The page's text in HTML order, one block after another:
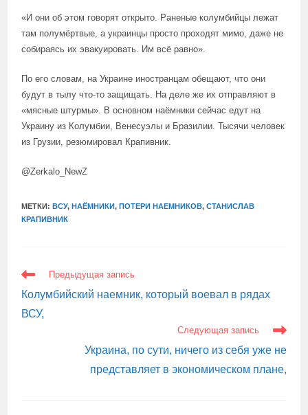
«И они об этом говорят открыто. Раненые колумбийцы лежат
там полумёртвые, а украинцы просто проходят мимо, даже не
собираясь их эвакуировать. Им всё равно».
По его словам, на Украине иностранцам обещают, что они
будут в тылу что-то защищать. На деле же их отправляют в
«мясные штурмы». В основном наёмники сейчас едут на
Украину из Колумбии, Венесуэлы и Бразилии. Тысячи человек
из Грузии, резюмировал Крапивник.
@Zerkalo_NewZ
МЕТКИ:ВСУ, НАЁМНИКИ, ПОТЕРИ НАЕМНИКОВ, СТАНИСЛАВ
КРАПИВНИК
ЕЩЕ
СТАТЬИ
Предыдущая запись
Колумбийский наемник, который воевал в рядах
ВСУ,
Следующая запись
Украина, по сути, ничего из себя уже не
представляет в экономическом плане,